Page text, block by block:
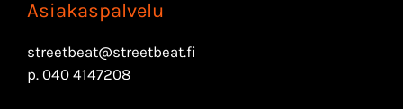
Asiakaspalvelu
streetbeat@streetbeat.fi
p. 040 4147208